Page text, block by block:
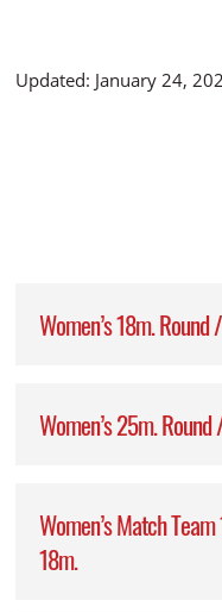
Updated: January 24,
Women’s 18m.
Women’s 25m.
Women’s Match
18m.